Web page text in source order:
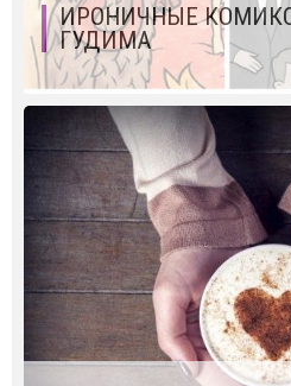
ИРОНИЧНЫЕ
ГУДИМА